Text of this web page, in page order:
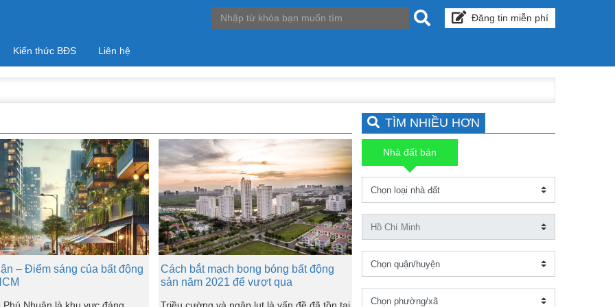
Đăng tin miễn phí
Kiến thức BĐS Liên hệ
– Điểm sáng của bất động
Cách bắt mạch bong bóng bất động
sản năm 2021 để vượt qua
TÌM NHIỀU HƠN
Nhà đất bán